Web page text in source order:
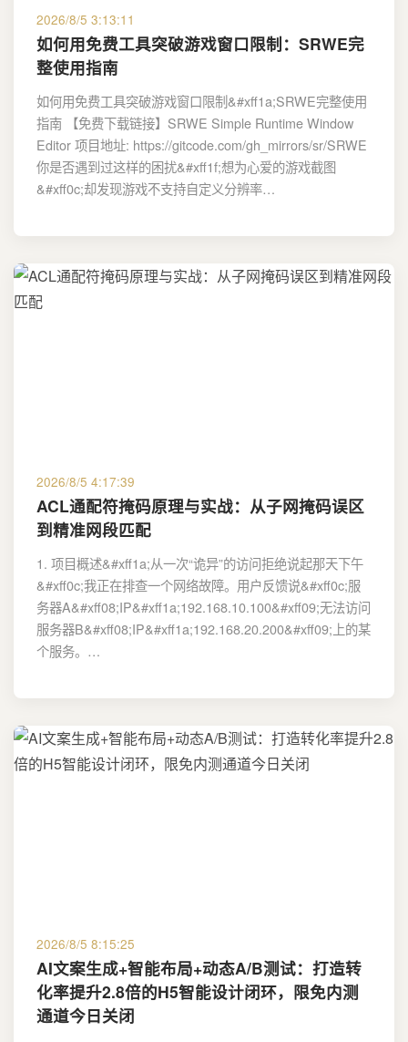
2026/8/5 3:13:11
如何用免费工具突破游戏窗口限制：SRWE完
整使用指南
如何用免费工具突破游戏窗口限制&#xff1a;SRWE完整使用
指南 【免费下载链接】SRWE Simple Runtime Window
Editor 项目地址: https://gitcode.com/gh_mirrors/sr/SRWE
你是否遇到过这样的困扰&#xff1f;想为心爱的游戏截图
&#xff0c;却发现游戏不支持自定义分辨率…
2026/8/5 4:17:39
ACL通配符掩码原理与实战：从子网掩码误区
到精准网段匹配
1. 项目概述&#xff1a;从一次“诡异”的访问拒绝说起那天下午
&#xff0c;我正在排查一个网络故障。用户反馈说&#xff0c;服
务器A&#xff08;IP&#xff1a;192.168.10.100&#xff09;无法访问
服务器B&#xff08;IP&#xff1a;192.168.20.200&#xff09;上的某
个服务。…
2026/8/5 8:15:25
AI文案生成+智能布局+动态A/B测试：打造转
化率提升2.8倍的H5智能设计闭环，限免内测
通道今日关闭